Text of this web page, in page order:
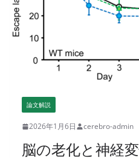
論文解説
2026年1月6日 cerebro-admin
脳の老化と神経